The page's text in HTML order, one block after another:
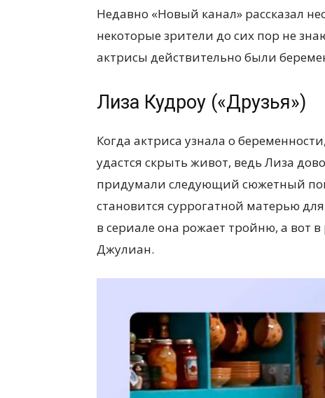
Недавно «Новый канал» рассказал
некоторые зрители до сих пор не
актрисы действительно были
Лиза Кудроу («Друзья»)
Когда актриса узнала о
удастся скрыть живот, ведь Лиза
придумали следующий сюжетный
становится суррогатной матерью
в сериале она рожает тройню, а вот
Джулиан.